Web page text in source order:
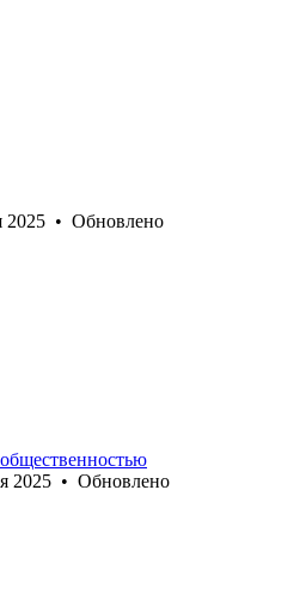
2025 • Обновлено
2025 • Обновлено